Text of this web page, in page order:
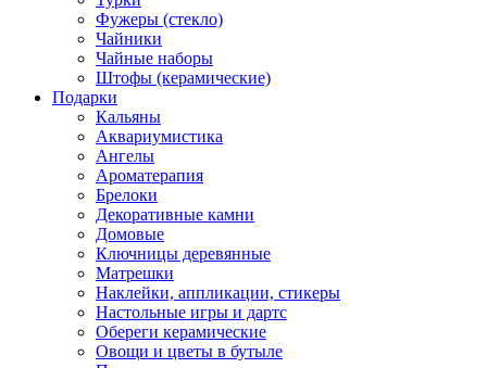
Фужеры (стекло)
Чайники
Чайные наборы
Штофы (керамические)
Подарки
Кальяны
Аквариумистика
Ангелы
Ароматерапия
Брелоки
Декоративные камни
Домовые
Ключницы деревянные
Матрешки
Наклейки, аппликации, стикеры
Настольные игры и дартс
Обереги керамические
Овощи и цветы в бутыле